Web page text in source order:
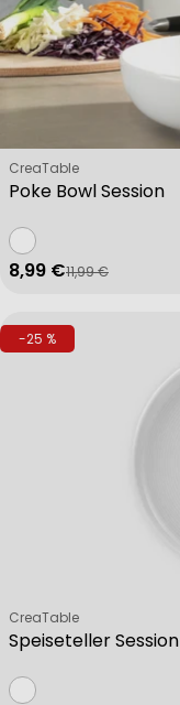
Poke Bowl Session
Verkäufer:
CreaTable
Verkaufspreis
8,99 €
Regulärer Preis
11,99 €
-25 %
Speiseteller Session
Verkäufer:
CreaTable